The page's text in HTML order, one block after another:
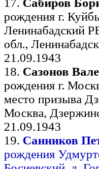
рождения г.
Ленинабадский
обл.,
21.09.1943
18. Сазонов
рождения г.
место призыва
Москва,
21.09.1943
19. Санников
рождения